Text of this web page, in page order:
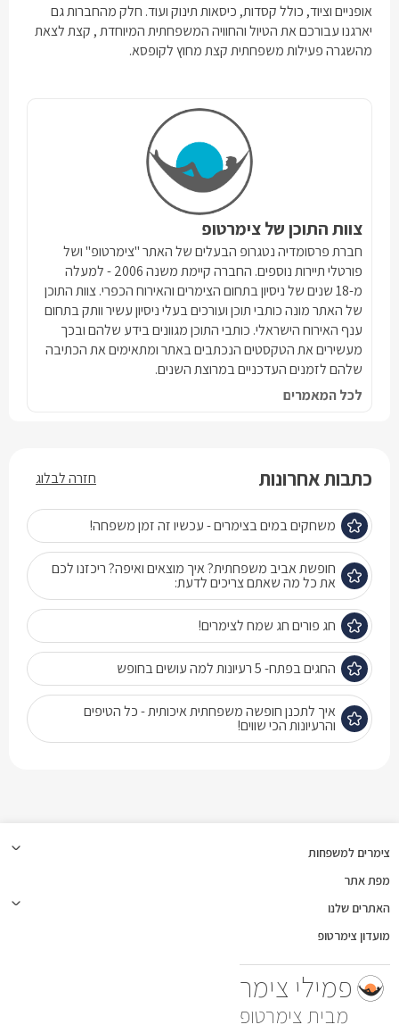
אופניים וציוד, כולל קסדות, כיסאות תינוק ועוד. חלק מהחברות גם
יארגנו עבורכם את הטיול והחוויה המשפחתית המיוחדת , קצת לצאת
מהשגרה פעילות משפחתית קצת מחוץ לקופסא.
צוות התוכן של צימרטופ
חברת פרסומדיה נטגרופ הבעלים של האתר "צימרטופ" ושל
פורטלי תיירות נוספים. החברה קיימת משנה 2006 - למעלה
מ-18 שנים של ניסיון בתחום הצימרים והאירוח הכפרי. צוות התוכן
של האתר מונה כותבי תוכן ועורכים בעלי ניסיון עשיר וותק בתחום
ענף האירוח הישראלי. כותבי התוכן מגוונים בידע שלהם ובכך
מעשירים את הטקסטים הנכתבים באתר ומתאימים את הכתיבה
שלהם לזמנים העדכניים במרוצת השנים.
לכל המאמרים
כתבות אחרונות
משחקים במים בצימרים - עכשיו זה זמן משפחה!
חופשת אביב משפחתית? איך מוצאים ואיפה? ריכזנו לכם
את כל מה שאתם צריכים לדעת:
חג פורים חג שמח לצימרים!
החגים בפתח- 5 רעיונות למה עושים בחופש
איך לתכנן חופשה משפחתית איכותית - כל הטיפים
והרעיונות הכי שווים!
חזרה לבלוג
פמילי צימר
צימרטופ
צימרים למשפחות
מפת אתר
האתרים שלנו
מועדון צימרטופ